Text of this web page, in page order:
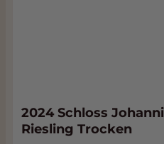
2024 Schloss
Riesling Trocken